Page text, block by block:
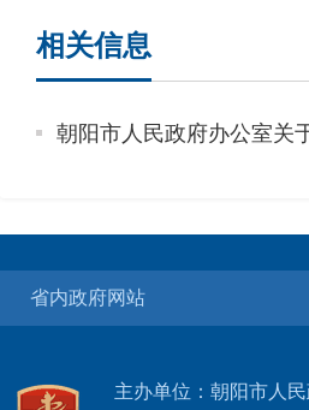
相关信息
朝阳市人民政府办公室关
省内政府网站
主办单位：朝阳市人